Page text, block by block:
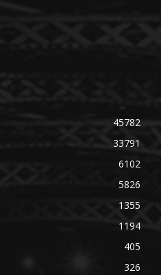
45782
33791
6102
5826
1355
1194
405
326